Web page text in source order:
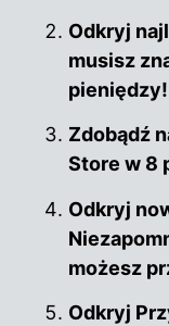
Odkryj
musisz
pieniędzy!
Zdobądź
Store w 8
Odkryj
możesz
Odkryj